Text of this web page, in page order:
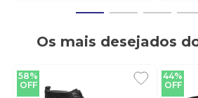
Os mais desejados
58%
OFF
44%
OFF